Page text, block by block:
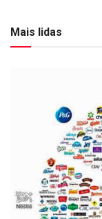
Mais lidas